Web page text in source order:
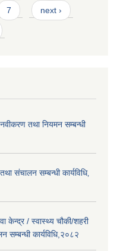
7 next ›
तथा नियमन सम्बन्धी
संचालन सम्बन्धी कार्यविधि‚
केन्द्र / स्वास्थ्य चौकी/शहरी
सम्बन्धी कार्यविधि,२०८२